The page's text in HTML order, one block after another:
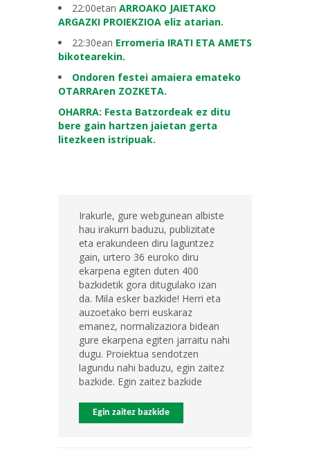
22:00etan ARROAKO JAIETAKO
ARGAZKI PROIEKZIOA eliz atarian.
22:30ean Erromeria IRATI ETA AMETS
bikotearekin.
Ondoren festei amaiera emateko
OTARRAren ZOZKETA.
OHARRA: Festa Batzordeak ez ditu
bere gain hartzen jaietan gerta
litezkeen istripuak.
Irakurle, gure webgunean albiste
hau irakurri baduzu, publizitate
eta erakundeen diru laguntzez
gain, urtero 36 euroko diru
ekarpena egiten duten 400
bazkidetik gora ditugulako izan
da. Mila esker bazkide! Herri eta
auzoetako berri euskaraz
emanez, normalizaziora bidean
gure ekarpena egiten jarraitu nahi
dugu. Proiektua sendotzen
lagundu nahi baduzu, egin zaitez
bazkide. Egin zaitez bazkide
Egin zaitez bazkide